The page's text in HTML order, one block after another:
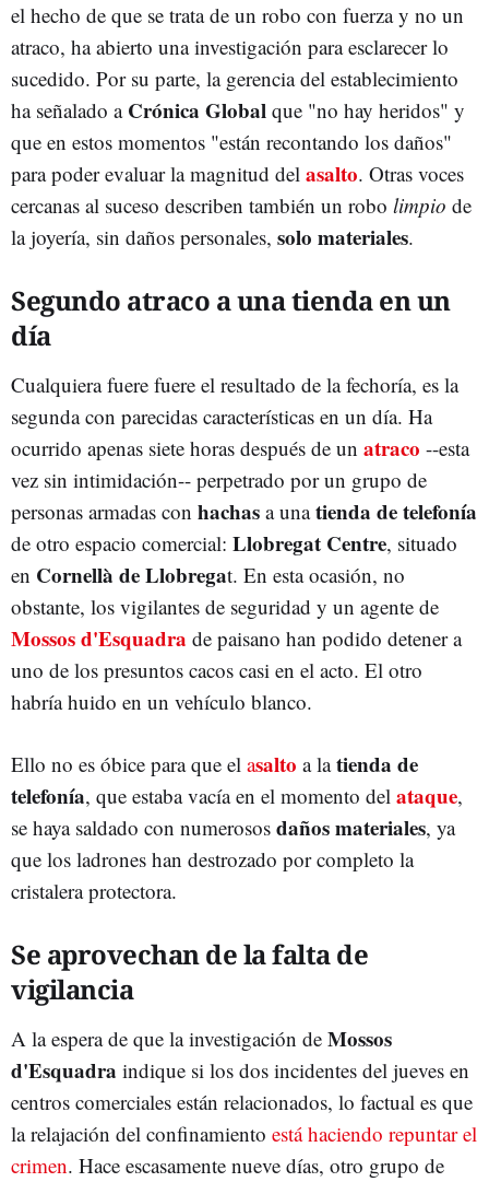
el hecho de que se trata de un robo con fuerza y no un
atraco, ha abierto una investigación para esclarecer lo
sucedido. Por su parte, la gerencia del establecimiento
ha señalado a Crónica Global que "no hay heridos" y
que en estos momentos "están recontando los daños"
para poder evaluar la magnitud del asalto. Otras voces
cercanas al suceso describen también un robo limpio de
la joyería, sin daños personales, solo materiales.
Segundo atraco a una tienda en un
día
Cualquiera fuere fuere el resultado de la fechoría, es la
segunda con parecidas características en un día. Ha
ocurrido apenas siete horas después de un atraco --esta
vez sin intimidación-- perpetrado por un grupo de
personas armadas con hachas a unatienda de telefonía
de otro espacio comercial: Llobregat Centre, situado
en Cornellà de Llobregat. En esta ocasión, no
obstante, los vigilantes de seguridad y un agente de
Mossos d'Esquadra de paisano han podido detener a
uno de los presuntos cacos casi en el acto. El otro
habría huido en un vehículo blanco.
Ello no es óbice para que el asalto a latienda de
telefonía, que estaba vacía en el momento del ataque,
se haya saldado con numerosos daños materiales, ya
que los ladrones han destrozado por completo la
cristalera protectora.
Se aprovechan de la falta de
vigilancia
A la espera de que la investigación de Mossos
d'Esquadra indique si los dos incidentes del jueves en
centros comerciales están relacionados, lo factual es que
la relajación del confinamiento está haciendo repuntar el
crimen. Hace escasamente nueve días, otro grupo de